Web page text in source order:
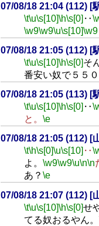
07/08/18 21:04 (112) [
\t\u\s[10]\h\s[0] ‥
\w9\w9\u\s[10]\w9
07/08/18 21:05 (112) [
\t\u\s[10]\h\s[0]そ
番安い奴で５５０
07/08/18 21:05 (113) [
\t\u\s[10]\h\s[0] ‥
と。 \e
07/08/18 21:05 (112) [
\t\h\s[0]\u\s[10] ‥
よ。 \w9\w9\u\n\n
あ？ \e
07/08/18 21:07 (112) [
\t\u\s[10]\h\s[0]せ
てる奴おるやん。